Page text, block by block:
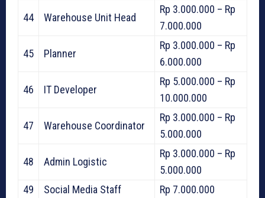
44 Warehouse Unit Head
Rp 3.000.000 – Rp
7.000.000
45 Planner
Rp 3.000.000 – Rp
6.000.000
46 IT Developer
Rp 5.000.000 – Rp
10.000.000
47 Warehouse Coordinator
Rp 3.000.000 – Rp
5.000.000
48 Admin Logistic
Rp 3.000.000 – Rp
5.000.000
49
Social Media Staff
Rp 7.000.000